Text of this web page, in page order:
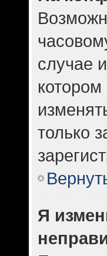
случае
только
Я